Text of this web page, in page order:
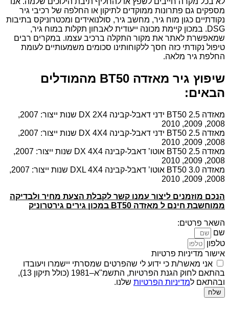
מספקים גם פתרונות ממוקדים לתיקון או החלפה של רכיבי גיר
נקודתיים כגון מוח גיר, מחשב גיר, סולנואידים ומכטרוניקס בתיבות
DSG. במכון קיימת מכונה ייעודית לאבחון תקלות במוח גיר,
שמאפשרת לאתר את מקור התקלה ברכיב עצמו. במקרים רבים
טיפול נקודתי כזה חסך ללקוחותינו סכומים משמעותיים לעומת
החלפת גיר מלאה.
שיפוץ גיר מאזדה BT50 מהמודלים
הבאים:
מאזדה BT50 2.5 ידני דאבל-קבינה DX 2X4 שנות ייצור: 2007,
2008, 2009, 2010
מאזדה BT50 2.5 ידני דאבל-קבינה DX 4X4 שנות ייצור: 2007,
2008, 2009, 2010
מאזדה BT50 2.5 אוטו’ דאבל-קבינה DX 4X4 שנות ייצור: 2007,
2008, 2009, 2010
מאזדה BT50 3.0 אוטו’ דאבל-קבינה DXL 4X4 שנות ייצור: 2007,
2008, 2009, 2010
הנכם מוזמנים ליצור עמנו קשר לקבלת הצעת מחיר ולבדיקה
ממוחשבת חינם ל מאזדה BT50 במכון גירים גירטרוניק
השאר פרטים:
שם
טלפון
אישור מדיניות פרטיות
אני מאשר/ת כי ידוע לי שהפרטים שמסרתי יישמרו ויעובדו
בהתאם לחוק הגנת הפרטיות, התשמ"א–1981 (כולל תיקון 13),
ובהתאם למדיניות הפרטיות שלנו.
שלח